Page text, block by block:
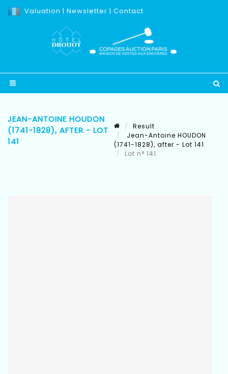
Valuation | Newsletter | Contact
JEAN-ANTOINE HOUDON
(1741-1828), AFTER - LOT
141
Result
Jean-Antoine HOUDON
(1741-1828), after - Lot 141
Lot n° 141